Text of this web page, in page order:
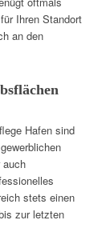
Ihren Standort
an den
Hafen sind
auch
stets einen
zur letzten